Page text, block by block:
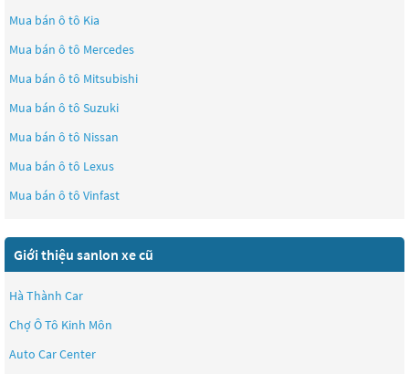
Mua bán ô tô Kia
Mua bán ô tô Mercedes
Mua bán ô tô Mitsubishi
Mua bán ô tô Suzuki
Mua bán ô tô Nissan
Mua bán ô tô Lexus
Mua bán ô tô Vinfast
Giới thiệu sanlon xe cũ
Hà Thành Car
Chợ Ô Tô Kinh Môn
Auto Car Center